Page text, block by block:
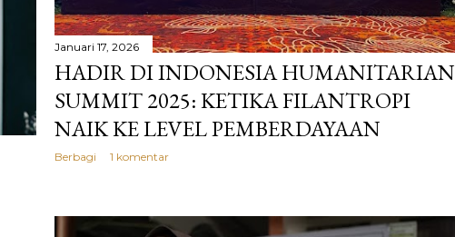
Januari 17, 2026
HADIR DI INDONESIA HUMANITARIAN
SUMMIT 2025: KETIKA FILANTROPI
NAIK KE LEVEL PEMBERDAYAAN
Berbagi 1 komentar